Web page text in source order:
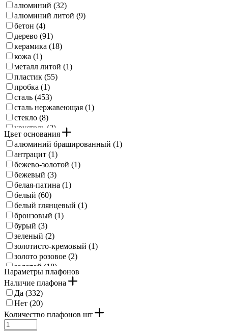
алюминий (32)
алюминий литой (9)
бетон (4)
дерево (91)
керамика (18)
кожа (1)
металл литой (1)
пластик (55)
пробка (1)
сталь (453)
сталь нержавеющая (1)
стекло (8)
хрусталь (2)
дерево, сталь (
1
Цвет основания
алюминий брашированный (1)
антрацит (1)
бежево-золотой (1)
бежевый (3)
белая-патина (1)
белый (60)
белый глянцевый (1)
бронзовый (1)
бурый (3)
зеленый (2)
золотисто-кремовый (1)
золото розовое (2)
золотой (18)
клен (6)
коричневая патина (
коричневый (
коричневый состаренный (
красновато-коричневый (
красный (
Параметры плафонов
Наличие плафона
Да (332)
Нет (20)
Количество плафонов шт